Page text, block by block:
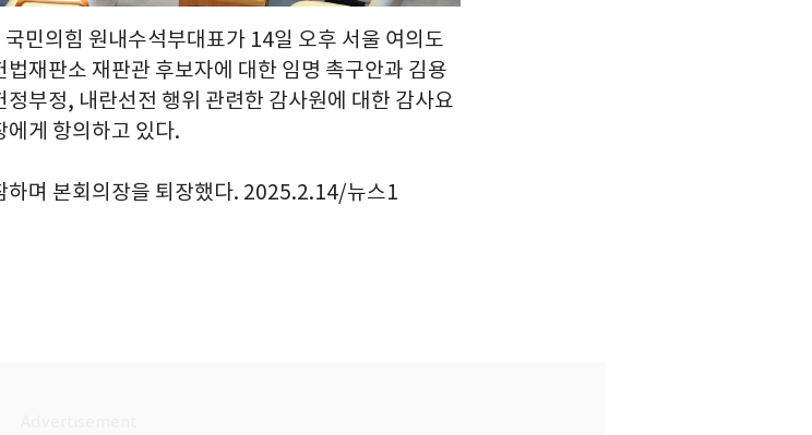
민의힘 원내수석부대표가 14일 오후 서울 여의도
재판소 재판관 후보자에 대한 임명 촉구안과 김용
부정, 내란선전 행위 관련한 감사원에 대한 감사요
에게 항의하고 있다.
하며 본회의장을 퇴장했다. 2025.2.14/뉴스1